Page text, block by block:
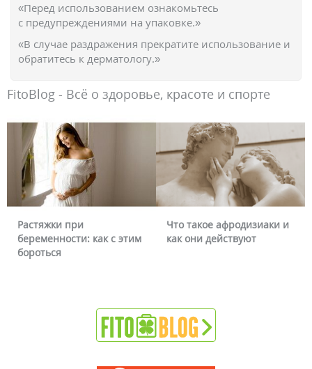
«Перед использованием ознакомьтесь
с предупреждениями на упаковке.»
«В случае раздражения прекратите использование и
обратитесь к дерматологу.»
FitoBlog - Всё о здоровье, красоте и спорте
Растяжки при
беременности: как с этим
бороться
Что такое афродизиаки и
как они действуют